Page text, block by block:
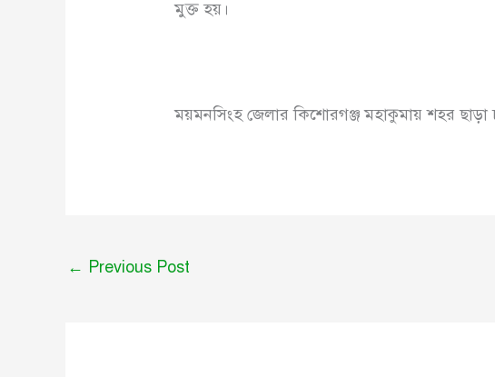
মুক্ত হয়।
ময়মনসিংহ জেলার কিশোরগঞ্জ মহাকুমায় শহর ছাড়া
← Previous Post